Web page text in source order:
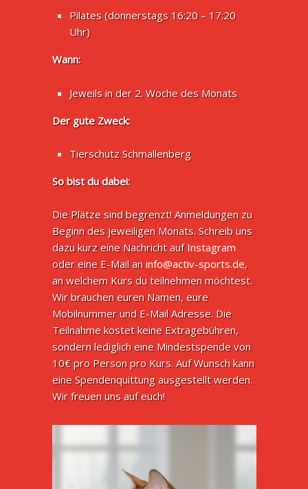
Pilates (donnerstags 16:20 – 17:20
Uhr)
Wann:
Jeweils in der 2. Woche des Monats
Der gute Zweck:
Tierschutz Schmallenberg
So bist du dabei:
Die Plätze sind begrenzt! Anmeldungen zu
Beginn des jeweiligen Monats. Schreib uns
dazu kurz eine Nachricht aufInstagram
oder eine E-Mail aninfo@activ-sports.de,
an welchem Kurs du teilnehmen möchtest.
Wir brauchen euren Namen, eure
Mobilnummer und E-Mail Adresse. Die
Teilnahme kostet keine Extragebühren,
sondern lediglich eine Mindestspende von
10€ pro Person pro Kurs. Auf Wunsch kann
eine Spendenquittung ausgestellt werden.
Wir freuen uns auf euch!